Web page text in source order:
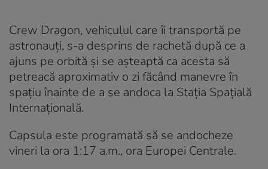
Crew Dragon, vehiculul care îi transportă pe
astronauți, s-a desprins de rachetă după ce a
ajuns pe orbită și se așteaptă ca acesta să
petreacă aproximativ o zi făcând manevre în
spațiu înainte de a se andoca la Stația Spațială
Internațională.
Capsula este programată să se andocheze
vineri la ora 1:17 a.m., ora Europei Centrale.